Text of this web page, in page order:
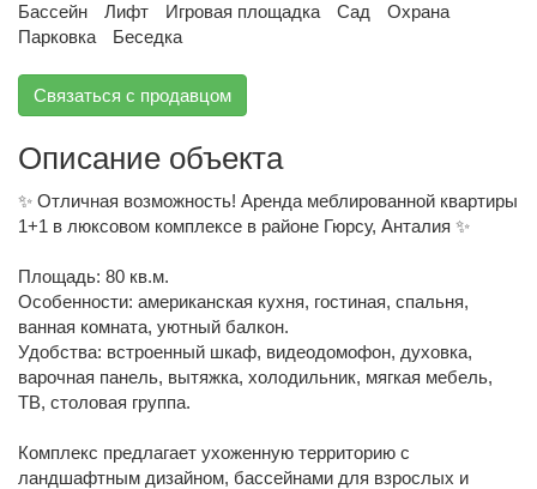
Бассейн Лифт Игровая площадка Сад
Охрана
Парковка
Беседка
Связаться с продавцом
Описание объекта
✨ Отличная возможность! Аренда меблированной квартиры
1+1 в люксовом комплексе в районе Гюрсу, Анталия ✨
Площадь: 80 кв.м.
Особенности: американская кухня, гостиная, спальня,
ванная комната, уютный балкон.
Удобства: встроенный шкаф, видеодомофон, духовка,
варочная панель, вытяжка, холодильник, мягкая мебель,
ТВ, столовая группа.
Комплекс предлагает ухоженную территорию с
ландшафтным дизайном, бассейнами для взрослых и